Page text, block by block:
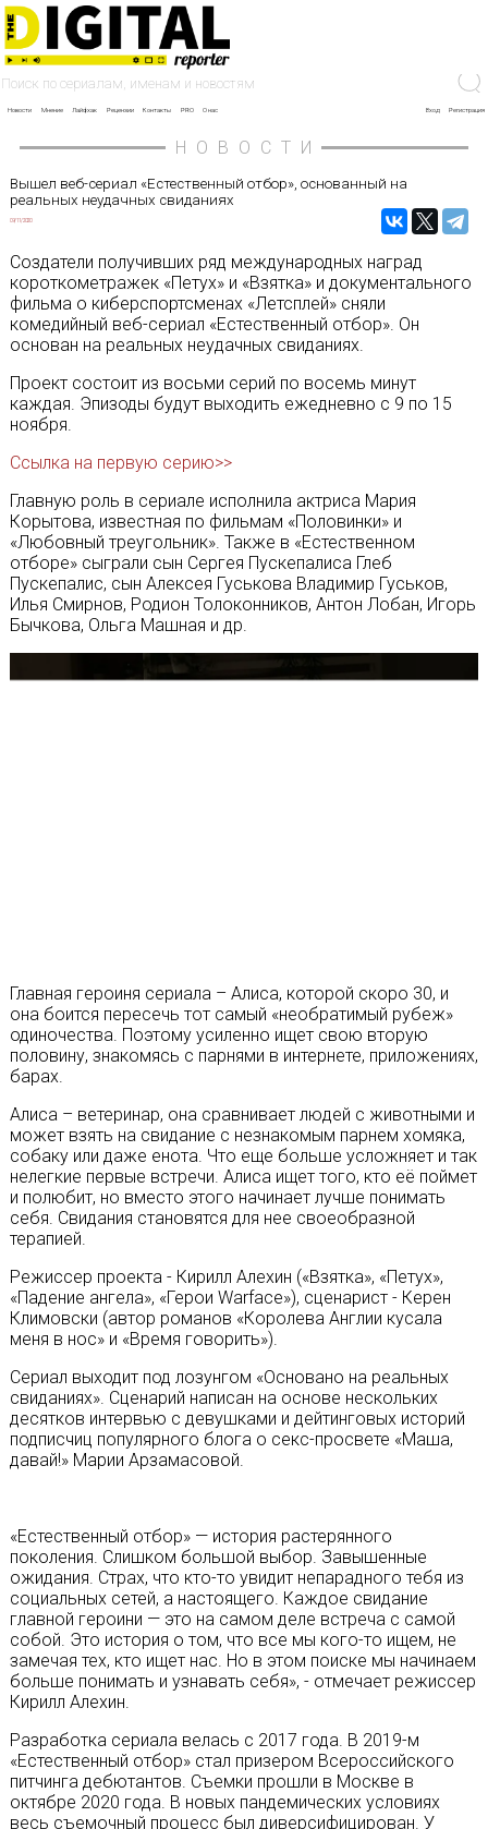
Новости Мнение Лайфхак Рецензии Контакты PRO О нас Вход Регистрация
НОВОСТИ
Вышел веб-сериал «Естественный отбор», основанный на
реальных неудачных свиданиях
09/11/2020
Создатели получивших ряд международных наград
короткометражек «Петух» и «Взятка» и документального
фильма о киберспортсменах «Летсплей» сняли
комедийный веб-сериал «Естественный отбор». Он
основан на реальных неудачных свиданиях.
Проект состоит из восьми серий по восемь минут
каждая. Эпизоды будут выходить ежедневно с 9 по 15
ноября.
Ссылка на первую серию>>
Главную роль в сериале исполнила актриса Мария
Корытова, известная по фильмам «Половинки» и
«Любовный треугольник». Также в «Естественном
отборе» сыграли сын Сергея Пускепалиса Глеб
Пускепалис, сын Алексея Гуськова Владимир Гуськов,
Илья Смирнов, Родион Толоконников, Антон Лобан, Игорь
Бычкова, Ольга Машная и др.
Главная героиня сериала – Алиса, которой скоро 30, и
она боится пересечь тот самый «необратимый рубеж»
одиночества. Поэтому усиленно ищет свою вторую
половину, знакомясь с парнями в интернете, приложениях,
барах.
Алиса – ветеринар, она сравнивает людей с животными и
может взять на свидание с незнакомым парнем хомяка,
собаку или даже енота. Что еще больше усложняет и так
нелегкие первые встречи. Алиса ищет того, кто её поймет
и полюбит, но вместо этого начинает лучше понимать
себя. Свидания становятся для нее своеобразной
терапией.
Режиссер проекта - Кирилл Алехин («Взятка», «Петух»,
«Падение ангела», «Герои Warface»), сценарист - Керен
Климовски (автор романов «Королева Англии кусала
меня в нос» и «Время говорить»).
Сериал выходит под лозунгом «Основано на реальных
свиданиях». Сценарий написан на основе нескольких
десятков интервью с девушками и дейтинговых историй
подписчиц популярного блога о секс-просвете «Маша,
давай!» Марии Арзамасовой.
«Естественный отбор» — история растерянного
поколения. Слишком большой выбор. Завышенные
ожидания. Страх, что кто-то увидит непарадного тебя из
социальных сетей, а настоящего. Каждое свидание
главной героини — это на самом деле встреча с самой
собой. Это история о том, что все мы кого-то ищем, не
замечая тех, кто ищет нас. Но в этом поиске мы начинаем
больше понимать и узнавать себя», - отмечает режиссер
Кирилл Алехин.
Разработка сериала велась с 2017 года. В 2019-м
«Естественный отбор» стал призером Всероссийского
питчинга дебютантов. Съемки прошли в Москве в
октябре 2020 года. В новых пандемических условиях
весь съемочный процесс был диверсифицирован. У